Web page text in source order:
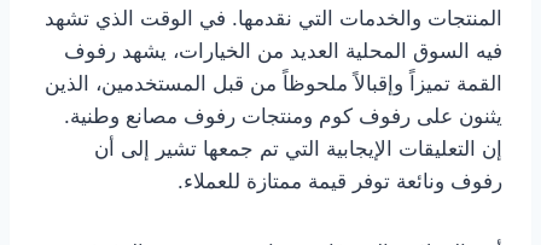
المنتجات والخدمات التي نقدمها. في الوقت الذي تشهد
فيه السوق المحلية العديد من الخيارات، يشهد رفوف
القمة تميزاً وإقبالاً ملحوظاً من قبل المستخدمين، الذين
يثنون على رفوف كوم ومنتجات رفوف مصانع وطنية.
إن التعليقات الإيجابية التي تم جمعها تشير إلى أن
رفوف ونائعة توفر قيمة ممتازة للعملاء.